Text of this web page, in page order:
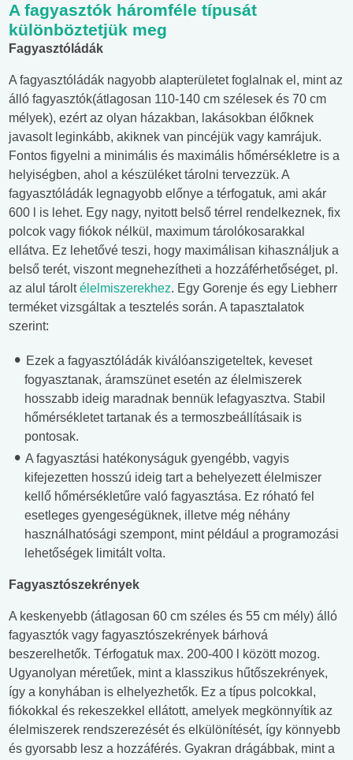
A fagyasztók háromféle típusát
különböztetjük meg
Fagyasztóládák
A fagyasztóládák nagyobb alapterületet foglalnak el, mint az
álló fagyasztók(átlagosan 110-140 cm szélesek és 70 cm
mélyek), ezért az olyan házakban, lakásokban élőknek
javasolt leginkább, akiknek van pincéjük vagy kamrájuk.
Fontos figyelni a minimális és maximális hőmérsékletre is a
helyiségben, ahol a készüléket tárolni tervezzük. A
fagyasztóládák legnagyobb előnye a térfogatuk, ami akár
600 l is lehet. Egy nagy, nyitott belső térrel rendelkeznek, fix
polcok vagy fiókok nélkül, maximum tárolókosarakkal
ellátva. Ez lehetővé teszi, hogy maximálisan kihasználjuk a
belső terét, viszont megnehezítheti a hozzáférhetőséget, pl.
az alul tároltélelmiszerekhez. Egy Gorenje és egy Liebherr
terméket vizsgáltak a tesztelés során. A tapasztalatok
szerint:
Ezek a fagyasztóládák kiválóanszigeteltek, keveset
fogyasztanak, áramszünet esetén az élelmiszerek
hosszabb ideig maradnak bennük lefagyasztva. Stabil
hőmérsékletet tartanak és a termoszbeállításaik is
pontosak.
A fagyasztási hatékonyságuk gyengébb, vagyis
kifejezetten hosszú ideig tart a behelyezett élelmiszer
kellő hőmérsékletűre való fagyasztása. Ez róható fel
esetleges gyengeségüknek, illetve még néhány
használhatósági szempont, mint például a programozási
lehetőségek limitált volta.
Fagyasztószekrények
A keskenyebb (átlagosan 60 cm széles és 55 cm mély) álló
fagyasztók vagy fagyasztószekrények bárhová
beszerelhetők. Térfogatuk max. 200-400 l között mozog.
Ugyanolyan méretűek, mint a klasszikus hűtőszekrények,
így a konyhában is elhelyezhetők. Ez a típus polcokkal,
fiókokkal és rekeszekkel ellátott, amelyek megkönnyítik az
élelmiszerek rendszerezését és elkülönítését, így könnyebb
és gyorsabb lesz a hozzáférés. Gyakran drágábbak, mint a